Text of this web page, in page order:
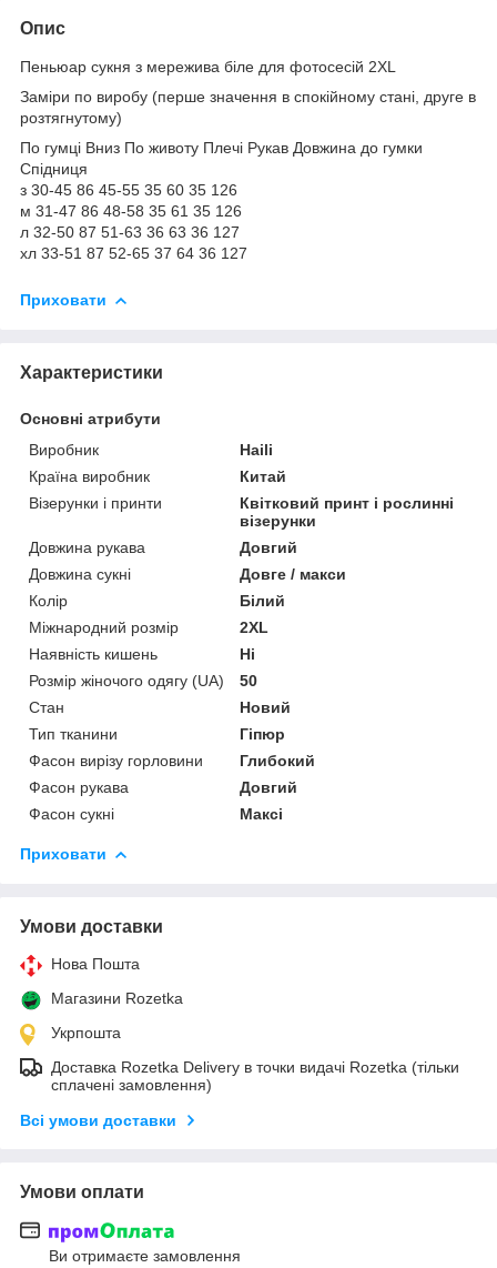
Опис
Пеньюар сукня з мережива біле для фотосесій 2XL
Заміри по виробу (перше значення в спокійному стані, друге в
розтягнутому)
По гумці Вниз По животу Плечі Рукав Довжина до гумки
Спідниця
з 30-45 86 45-55 35 60 35 126
м 31-47 86 48-58 35 61 35 126
л 32-50 87 51-63 36 63 36 127
хл 33-51 87 52-65 37 64 36 127
Приховати
Характеристики
Основні атрибути
Виробник
Haili
Країна виробник
Китай
Візерунки і принти
Квітковий принт і рослинні
візерунки
Довжина рукава
Довгий
Довжина сукні
Довге / макси
Колір
Білий
Міжнародний розмір
2XL
Наявність кишень
Ні
Розмір жіночого одягу (UA)
50
Стан
Новий
Тип тканини
Гіпюр
Фасон вирізу горловини
Глибокий
Фасон рукава
Довгий
Фасон сукні
Максі
Приховати
Умови доставки
Нова Пошта
Магазини Rozetka
Укрпошта
Доставка Rozetka Delivery в точки видачі Rozetka (тільки
сплачені замовлення)
Всі умови доставки
Умови оплати
Ви отримаєте замовлення